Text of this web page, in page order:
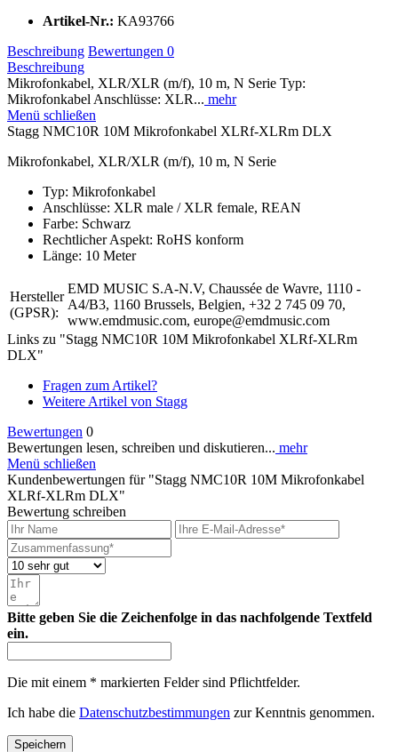
Artikel-Nr.: KA93766
Beschreibung Bewertungen 0
Beschreibung
Mikrofonkabel, XLR/XLR (m/f), 10 m, N Serie Typ:
Mikrofonkabel Anschlüsse: XLR... mehr
Menü schließen
Stagg NMC10R 10M Mikrofonkabel XLRf-XLRm DLX
Mikrofonkabel, XLR/XLR (m/f), 10 m, N Serie
Typ: Mikrofonkabel
Anschlüsse: XLR male / XLR female, REAN
Farbe: Schwarz
Rechtlicher Aspekt: RoHS konform
Länge: 10 Meter
Hersteller
(GPSR):
EMD MUSIC S.A-N.V, Chaussée de Wavre, 1110 -
A4/B3, 1160 Brussels, Belgien, +32 2 745 09 70,
www.emdmusic.com, europe@emdmusic.com
Links zu "Stagg NMC10R 10M Mikrofonkabel XLRf-XLRm
DLX"
Fragen zum Artikel?
Weitere Artikel von Stagg
Bewertungen 0
Bewertungen lesen, schreiben und diskutieren... mehr
Menü schließen
Kundenbewertungen für "Stagg NMC10R 10M Mikrofonkabel
XLRf-XLRm DLX"
Bewertung schreiben
Bitte geben Sie die Zeichenfolge in das nachfolgende Textfeld
ein.
Die mit einem * markierten Felder sind Pflichtfelder.
Ich habe die Datenschutzbestimmungen zur Kenntnis genommen.
Speichern